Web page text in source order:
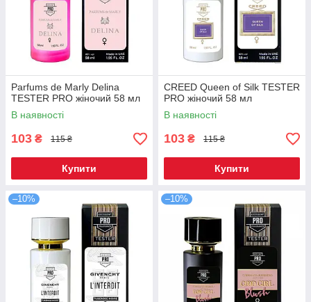
Parfums de Marly Delina
ТESTER PRO жіночий 58 мл
В наявності
103 ₴ 115 ₴
Купити
CREED Queen of Silk ТESTER
PRO жіночий 58 мл
В наявності
103 ₴ 115 ₴
Купити
–10% –10%